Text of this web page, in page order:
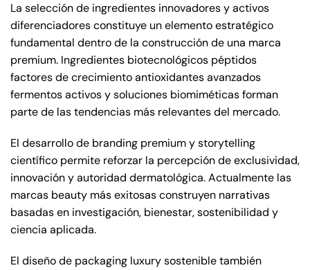
La selección de ingredientes innovadores y activos
diferenciadores constituye un elemento estratégico
fundamental dentro de la construcción de una marca
premium. Ingredientes biotecnológicos péptidos
factores de crecimiento antioxidantes avanzados
fermentos activos y soluciones biomiméticas forman
parte de las tendencias más relevantes del mercado.
El desarrollo de branding premium y storytelling
científico permite reforzar la percepción de exclusividad,
innovación y autoridad dermatológica. Actualmente las
marcas beauty más exitosas construyen narrativas
basadas en investigación, bienestar, sostenibilidad y
ciencia aplicada.
El diseño de packaging luxury sostenible también